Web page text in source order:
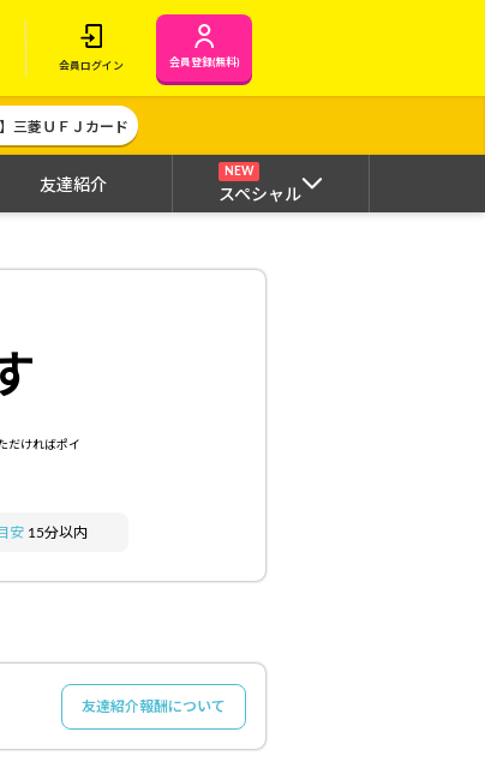
会員ログイン 会員登録(無料)
三菱ＵＦＪカード
友達紹介
NEW
スペシャル
だければポイ
安 15分以内
友達紹介報酬について